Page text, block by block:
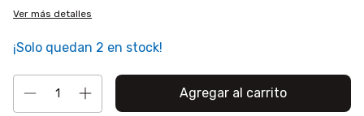
Ver más detalles
¡Solo quedan 2 en stock!